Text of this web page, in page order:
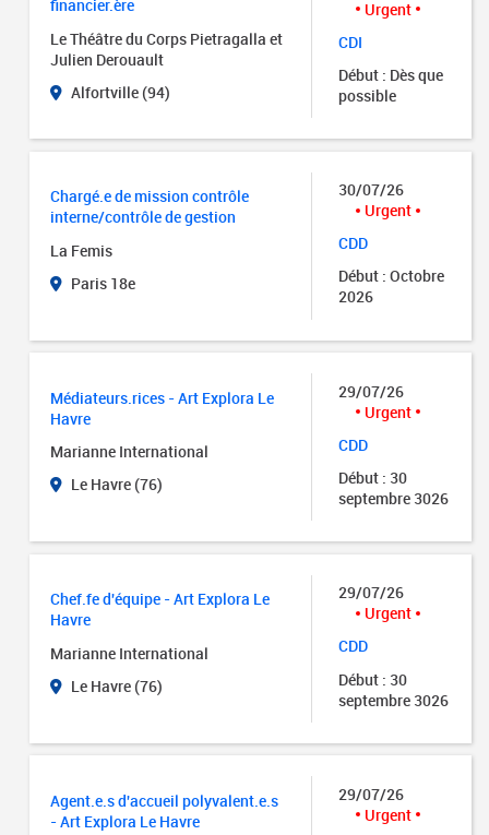
financier.ère
Le Théâtre du Corps Pietragalla et
Julien Derouault
Alfortville (94)
Urgent
CDI
Début : Dès que
possible
Chargé.e de mission contrôle
interne/contrôle de gestion
La Femis
Paris 18e
30/07/26
Urgent
CDD
Début : Octobre
2026
Médiateurs.rices - Art Explora Le
Havre
Marianne International
Le Havre (76)
29/07/26
Urgent
CDD
Début : 30
septembre 3026
Chef.fe d'équipe - Art Explora Le
Havre
Marianne International
Le Havre (76)
29/07/26
Urgent
CDD
Début : 30
septembre 3026
Agent.e.s d'accueil polyvalent.e.s
- Art Explora Le Havre
29/07/26
Urgent